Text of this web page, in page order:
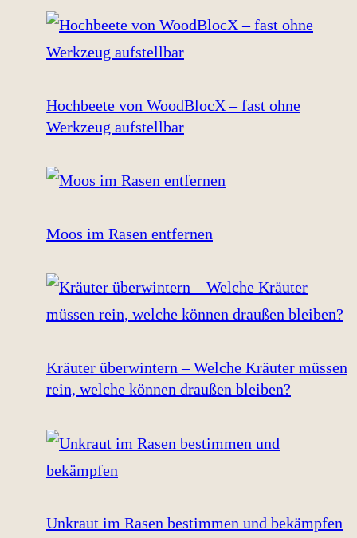
Hochbeete von WoodBlocX – fast ohne
Werkzeug aufstellbar
Moos im Rasen entfernen
Kräuter überwintern – Welche Kräuter müssen
rein, welche können draußen bleiben?
Unkraut im Rasen bestimmen und bekämpfen